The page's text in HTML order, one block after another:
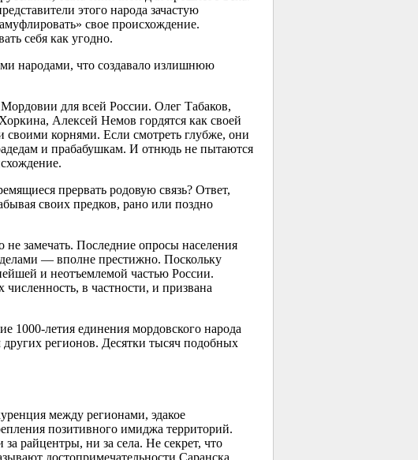
этого народа зачастую
свое происхождение.
себя как угодно.
народами, что создавало излишнюю
для всей России. Олег Табаков,
Алексей Немов гордятся как своей
своими корнями. Если смотреть глубже, они
и прабабушкам. И отнюдь не пытаются
прервать родовую связь? Ответ,
своих предков, рано или поздно
замечать. Последние опросы населения
— вполне престижно. Поскольку
и неотъемлемой частью России.
в частности, и призвана
1000-летияединения мордовского народа
регионов. Десятки тысяч подобных
между регионами, эдакое
позитивного имиджа территорий.
райцентры, ни за села. Не секрет, что
достопримечательности Саранска